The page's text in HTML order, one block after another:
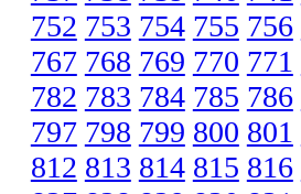
752 753 754 755 756
767 768 769 770 771
782 783 784 785 786
797 798 799 800 801
812 813 814 815 816